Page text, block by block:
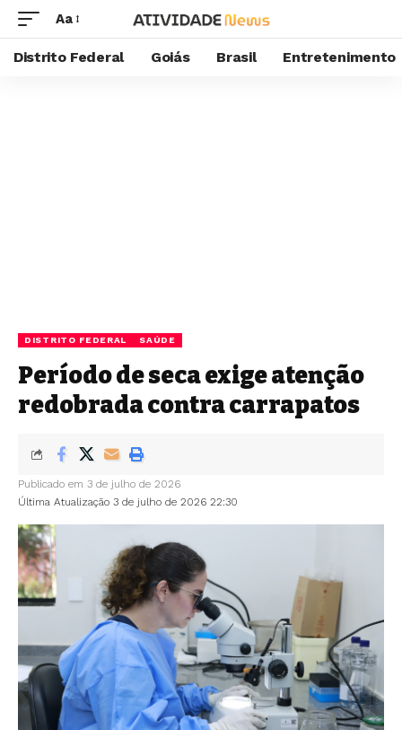
Aa
Distrito Federal Goiás Brasil Entretenimento
DISTRITO FEDERAL SAÚDE
Período de seca exige atenção
redobrada contra carrapatos
Última Atualização 3 de julho de 2026 22:30
Publicado em 3 de julho de 2026